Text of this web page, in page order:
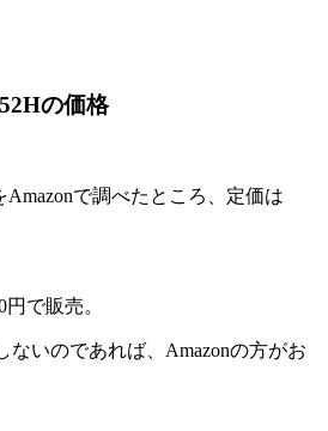
の価格
Amazonで調べたところ、定価は
で販売。
ないのであれば、Amazonの方がお